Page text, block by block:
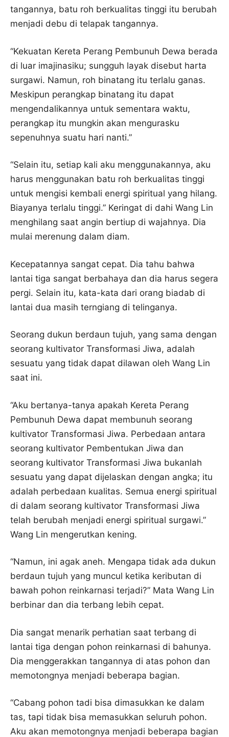
tangannya, batu roh berkualitas tinggi itu berubah
menjadi debu di telapak tangannya.
“Kekuatan Kereta Perang Pembunuh Dewa berada
di luar imajinasiku; sungguh layak disebut harta
surgawi. Namun, roh binatang itu terlalu ganas.
Meskipun perangkap binatang itu dapat
mengendalikannya untuk sementara waktu,
perangkap itu mungkin akan mengurasku
sepenuhnya suatu hari nanti.”
“Selain itu, setiap kali aku menggunakannya, aku
harus menggunakan batu roh berkualitas tinggi
untuk mengisi kembali energi spiritual yang hilang.
Biayanya terlalu tinggi.” Keringat di dahi Wang Lin
menghilang saat angin bertiup di wajahnya. Dia
mulai merenung dalam diam.
Kecepatannya sangat cepat. Dia tahu bahwa
lantai tiga sangat berbahaya dan dia harus segera
pergi. Selain itu, kata-kata dari orang biadab di
lantai dua masih terngiang di telinganya.
Seorang dukun berdaun tujuh, yang sama dengan
seorang kultivator Transformasi Jiwa, adalah
sesuatu yang tidak dapat dilawan oleh Wang Lin
saat ini.
“Aku bertanya-tanya apakah Kereta Perang
Pembunuh Dewa dapat membunuh seorang
kultivator Transformasi Jiwa. Perbedaan antara
seorang kultivator Pembentukan Jiwa dan
seorang kultivator Transformasi Jiwa bukanlah
sesuatu yang dapat dijelaskan dengan angka; itu
adalah perbedaan kualitas. Semua energi spiritual
di dalam seorang kultivator Transformasi Jiwa
telah berubah menjadi energi spiritual surgawi.”
Wang Lin mengerutkan kening.
“Namun, ini agak aneh. Mengapa tidak ada dukun
berdaun tujuh yang muncul ketika keributan di
bawah pohon reinkarnasi terjadi?” Mata Wang Lin
berbinar dan dia terbang lebih cepat.
Dia sangat menarik perhatian saat terbang di
lantai tiga dengan pohon reinkarnasi di bahunya.
Dia menggerakkan tangannya di atas pohon dan
memotongnya menjadi beberapa bagian.
“Cabang pohon tadi bisa dimasukkan ke dalam
tas, tapi tidak bisa memasukkan seluruh pohon.
Aku akan memotongnya menjadi beberapa bagian